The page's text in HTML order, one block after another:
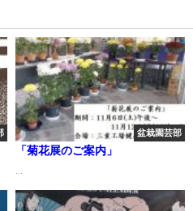
盆栽園芸部
「菊花展のご案内」